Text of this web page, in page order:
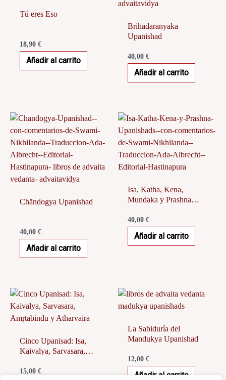
Tú eres Eso
18,90€
Añadir al carrito
Brihadāranyaka
Upanishad
40,00€
Añadir al carrito
Chāndogya Upanishad
40,00€
Añadir al carrito
Isa, Katha, Kena,
Mundaka y Prashna
40,00€
Añadir al carrito
Cinco Upanisad: Isa,
Kaivalya, Sarvasara,
Atharvaira
15,00€
La Sabiduría del
Mandukya Upanishad
12,00€
Añadir al carrito